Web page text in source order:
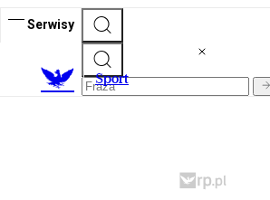
Serwisy
Sport